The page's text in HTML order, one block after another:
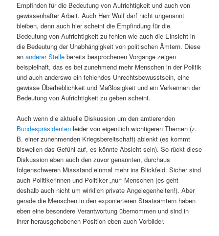
Empfinden für die Bedeutung von Aufrichtigkeit und auch von
gewissenhafter Arbeit. Auch Herr Wulf darf nicht ungenannt
bleiben, denn auch hier scheint die Empfindung für die
Bedeutung von Aufrichtigkeit zu fehlen wie auch die Einsicht in
die Bedeutung der Unabhängigkeit von politischen Ämtern. Diese
ananderer Stelle bereits besprochenen Vorgänge zeigen
beispielhaft, das es bei zunehmend mehr Menschen in der Politik
und auch anderswo ein fehlendes Unrechtsbewusstsein, eine
gewisse Überheblichkeit und Maßlosigkeit und ein Verkennen der
Bedeutung von Aufrichtigkeit zu geben scheint.
Auch wenn die aktuelle Diskussion um den amtierenden
Bundespräsidenten leider von eigentlich wichtigeren Themen (z.
B. einer zunehmenden Kriegsbereitschaft) ablenkt (es kommt
bisweilen das Gefühl auf, es könnte Absicht sein). So rückt diese
Diskussion eben auch den zuvor genannten, durchaus
folgenschweren Missstand einmal mehr ins Blickfeld. Sicher sind
auch Politikerinnen und Politiker „nur“ Menschen (es geht
deshalb auch nicht um wirklich private Angelegenheiten!). Aber
gerade die Menschen in den exponierteren Staatsämtern haben
eben eine besondere Verantwortung übernommen und sind in
ihrer herausgehobenen Position eben auch Vorbilder.